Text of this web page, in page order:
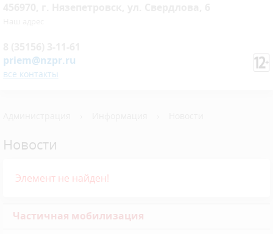
priem@nzpr.ru
все контакты
Новости
Элемент не найден!
Частичная мобилизация